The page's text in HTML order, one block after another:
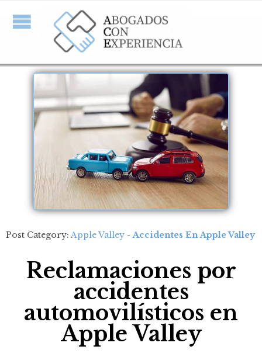
Post Category: Apple Valley -Accidentes En Apple Valley
Reclamaciones por
accidentes
automovilísticos en
Apple Valley